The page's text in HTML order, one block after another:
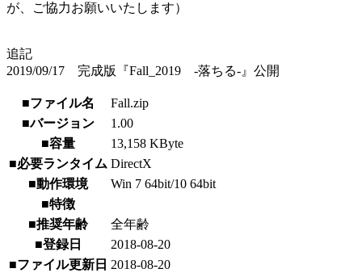
が、ご協力お願いいたします）
追記
2019/09/17 完成版『Fall_2019 -落ちる-』公開
■ファイル名
Fall.zip
■バージョン
1.00
■容量
13,158 KByte
■必要ランタイム DirectX
■動作環境
Win 7 64bit/10 64bit
■特徴
■推奨年齢
全年齢
■登録日
2018-08-20
■ファイル更新日 2018-08-20